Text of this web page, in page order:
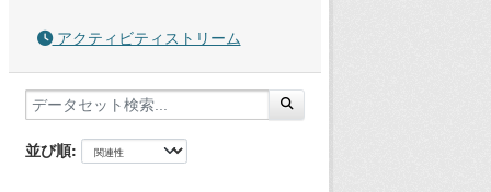
アクティビティストリーム
並び順